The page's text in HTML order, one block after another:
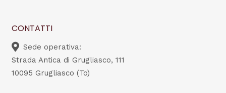
CONTATTI
Sede operativa:
Strada Antica di Grugliasco, 111
10095 Grugliasco (To)